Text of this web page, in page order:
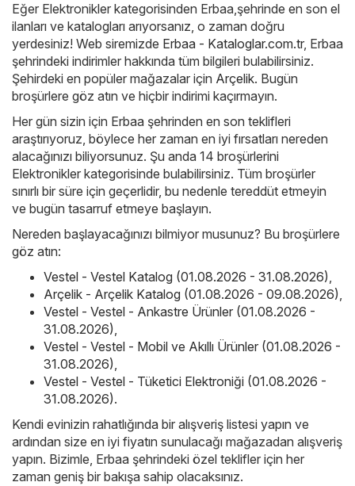
Eğer Elektronikler kategorisinden Erbaa,şehrinde en son el
ilanları ve katalogları arıyorsanız, o zaman doğru
yerdesiniz! Web siremizde Erbaa - Kataloglar.com.tr, Erbaa
şehrindeki indirimler hakkında tüm bilgileri bulabilirsiniz.
Şehirdeki en popüler mağazalar için Arçelik. Bugün
broşürlere göz atın ve hiçbir indirimi kaçırmayın.
Her gün sizin için Erbaa şehrinden en son teklifleri
araştırıyoruz, böylece her zaman en iyi fırsatları nereden
alacağınızı biliyorsunuz. Şu anda 14 broşürlerini
Elektronikler kategorisinde bulabilirsiniz. Tüm broşürler
sınırlı bir süre için geçerlidir, bu nedenle tereddüt etmeyin
ve bugün tasarruf etmeye başlayın.
Nereden başlayacağınızı bilmiyor musunuz? Bu broşürlere
göz atın:
Vestel - Vestel Katalog (01.08.2026 - 31.08.2026),
Arçelik - Arçelik Katalog (01.08.2026 - 09.08.2026),
Vestel - Vestel - Ankastre Ürünler (01.08.2026 -
31.08.2026),
Vestel - Vestel - Mobil ve Akıllı Ürünler (01.08.2026 -
31.08.2026),
Vestel - Vestel - Tüketici Elektroniği (01.08.2026 -
31.08.2026).
Kendi evinizin rahatlığında bir alışveriş listesi yapın ve
ardından size en iyi fiyatın sunulacağı mağazadan alışveriş
yapın. Bizimle, Erbaa şehrindeki özel teklifler için her
zaman geniş bir bakışa sahip olacaksınız.